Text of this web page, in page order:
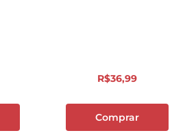
R$36,99
Comprar